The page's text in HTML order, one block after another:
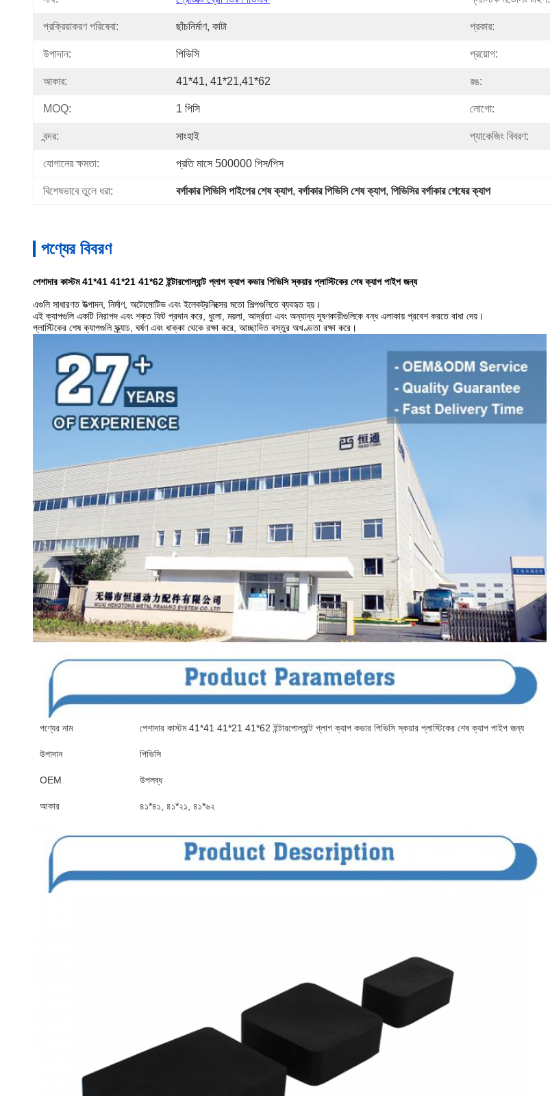
প্রক্রিয়াকরণ পরিষেবা: ছাঁচনির্মাণ, কাটা প্রকার:
উপাদান: পিভিসি প্রয়োগ:
আকার: 41*41, 41*21,41*62 রঙ:
MOQ: 1 পিসি লোগো:
বন্দর: সাংহাই প্যাকেজিং বিবরণ:
যোগানের ক্ষমতা: প্রতি মাসে 500000 পিস/পিস
বিশেষভাবে তুলে ধরা: বর্গাকার পিভিসি পাইপের শেষ ক্যাপ, বর্গাকার পিভিসি শেষ ক্যাপ, পিভিসির বর্গাকার শেষের ক্যাপ
পণ্যের বিবরণ
পেশাদার কাস্টম 41*41 41*21 41*62 ইন্টারপোল্যান্ট প্লাগ ক্যাপ কভার পিভিসি স্কয়ার প্লাস্টিকের শেষ ক্যাপ পাইপ জন্য
এগুলি সাধারণত উত্পাদন, নির্মাণ, অটোমোটিভ এবং ইলেকট্রনিক্সের মতো শিল্পগুলিতে ব্যবহৃত হয়।
এই ক্যাপগুলি একটি নিরাপদ এবং শক্ত ফিট প্রদান করে, ধুলো, ময়লা, আর্দ্রতা এবং অন্যান্য দূষণকারীগুলিকে বন্ধ এলাকায় প্রবেশ করতে বাধা দেয়।
প্লাস্টিকের শেষ ক্যাপগুলি স্ক্র্যাচ, ঘর্ষণ এবং ধাক্কা থেকে রক্ষা করে, আচ্ছাদিত বস্তুর অখণ্ডতা রক্ষা করে।
পণ্যের নাম পেশাদার কাস্টম 41*41 41*21 41*62 ইন্টারপোল্যান্ট প্লাগ ক্যাপ কভার পিভিসি স্কয়ার প্লাস্টিকের শেষ ক্যাপ পাইপ জন্য
উপাদান পিভিসি
OEM উপলব্ধ
আকার ৪১*৪১, ৪১*২১, ৪১*৬২